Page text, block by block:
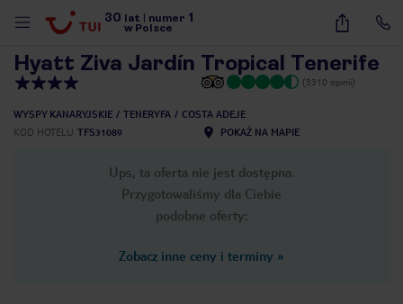
30 lat numer 1
w Polsce
77
Hyatt Ziva Jardín Tropical Tenerife
(3310 opinii)
WYSPY KANARYJSKIE TENERYFA
COSTA ADEJE
KOD HOTELU TFS31089 POKAŻ NA MAPIE
Ups, ta oferta nie jest dostępna.
Przygotowaliśmy dla Ciebie
podobne oferty:
Zobacz inne ceny i terminy »